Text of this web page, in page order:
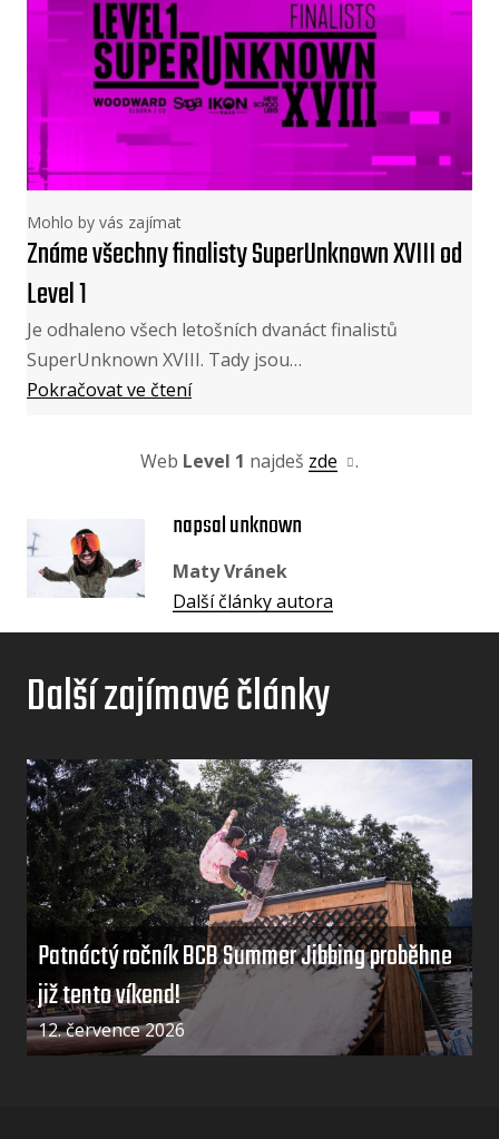
Mohlo by vás zajímat
Známe všechny finalisty SuperUnknown XVIII od
Level 1
Je odhaleno všech letošních dvanáct finalistů
SuperUnknown XVIII. Tady jsou…
Pokračovat ve čtení
Web Level 1 najdeš zde .
napsal unknown
Maty Vránek
Další články autora
Další zajímavé články
Patnáctý ročník BCB Summer Jibbing proběhne
již tento víkend!
12. července 2026